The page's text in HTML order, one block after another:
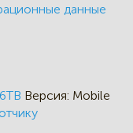
данные
Версия: Mobile